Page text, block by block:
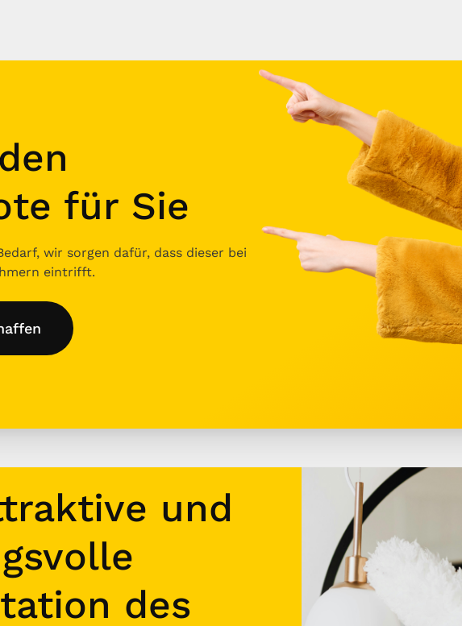
für Sie
wir sorgen dafür, dass dieser bei
eintrifft.
und
des